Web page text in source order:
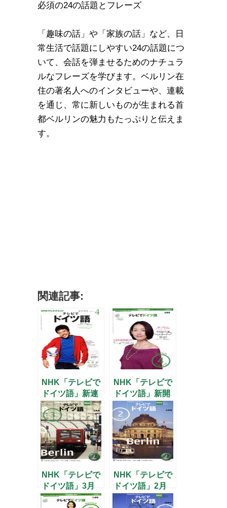
必須の24の話題とフレーズ
「趣味の話」や「家族の話」など、日
常生活で話題にしやすい24の話題につ
いて、会話を弾ませるためのナチュラ
ルなフレーズを学びます。ベルリン在
住の著名人へのインタビューや、連載
を通じ、常に新しいものが生まれる首
都ベルリンの魅力もたっぷりと伝えま
す。
関連記事:
NHK「テレビで
ドイツ語」新連
載「ハンザ都市
を巡る」のお知
らせ
NHK「テレビで
ドイツ語」新開
講と新連載のお
知らせ
NHK「テレビで
ドイツ語」3月
号
NHK「テレビで
ドイツ語」2月
号